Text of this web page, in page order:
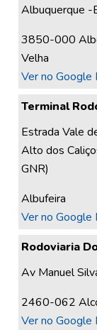
Albuquerque -
3850-000
Velha
Ver no Google
Terminal
Estrada Vale
Alto dos
GNR)
Albufeira
Ver no Google
Rodoviaria
Av Manuel
2460-062
Ver no Google